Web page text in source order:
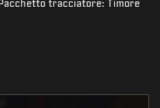
tracciatore: Timore